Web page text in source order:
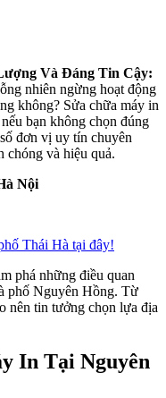
Và Đáng Tin Cậy:
nhiên ngừng hoạt động
không? Sửa chữa máy in
bạn không chọn đúng
đơn vị uy tín chuyên
chóng và hiệu quả.
Nội
Thái Hà tại đây!
phá những điều quan
phố Nguyên Hồng. Từ
nên tin tưởng chọn lựa địa
In Tại Nguyên